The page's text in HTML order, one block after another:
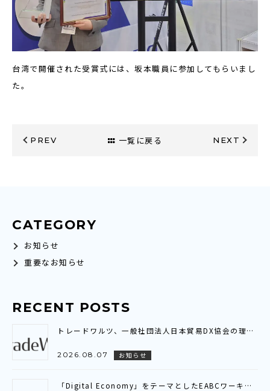
台湾で開催された受賞式には、坂本職員に参加してもらいまし
た。
PREV 一覧に戻る NEXT
CATEGORY
お知らせ
重要なお知らせ
RECENT POSTS
トレードワルツ、一般社団法人日本貿易DX協会の理事に就任～業界横断の連携を通じ、貿易DXの普及・標準化と社会実装を推進～
2026.08.07 お知らせ
「Digital Economy」をテーマとしたEABCワーキンググループ会議に参加いたしました～アジア全域を繋ぐ「デジタル貿易連携（DTC）」の現状と展望を共有～